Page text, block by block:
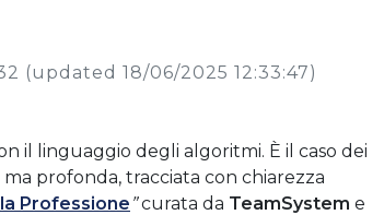
(updated 18/06/2025 12:33:47)
il linguaggio degli algoritmi. È il caso dei
profonda, tracciata con chiarezza
Professione ”curata da TeamSystem e